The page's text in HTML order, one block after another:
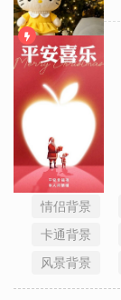
情侣背景
卡通背景
风景背景